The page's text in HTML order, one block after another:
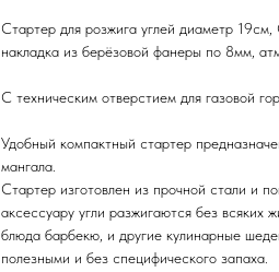
Стартер для розжига углей диаметр
накладка из берёзовой фанеры по 8мм,
С техническим отверстием для газовой
Удобный компактный стартер
мангала.
Стартер изготовлен из прочной стали и
аксессуару угли разжигаются без всяких
блюда барбекю, и другие кулинарные
полезными и без специфического запаха.